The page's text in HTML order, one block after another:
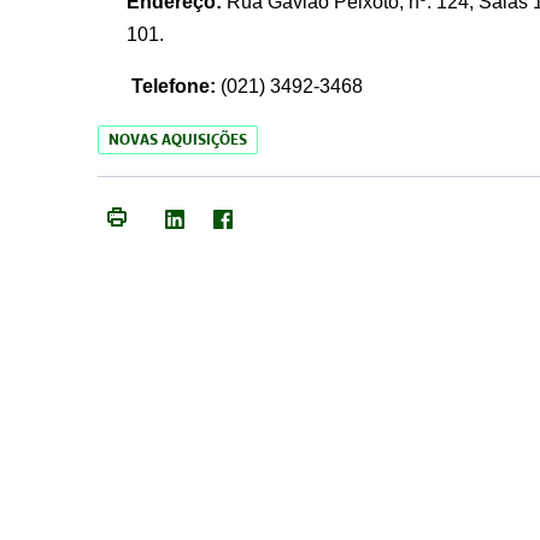
101.
Telefone: (021) 3492-3468
NOVAS AQUISIÇÕES